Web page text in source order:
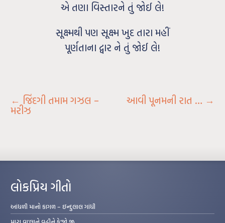
એ તણા વિસ્તારને તું જોઈ લે!
સૂક્ષ્મથી પણ સૂક્ષ્મ ખુદ તારા મહીં
પૂર્ણતાના દ્વાર ને તું જોઈ લે!
← જિંદગી તમામ ગઝલ –
મરીઝ
આવી પૂનમની રાત … →
લોકપ્રિય ગીતો
આંધળી માનો કાગળ – ઇન્દુલાલ ગાંધી